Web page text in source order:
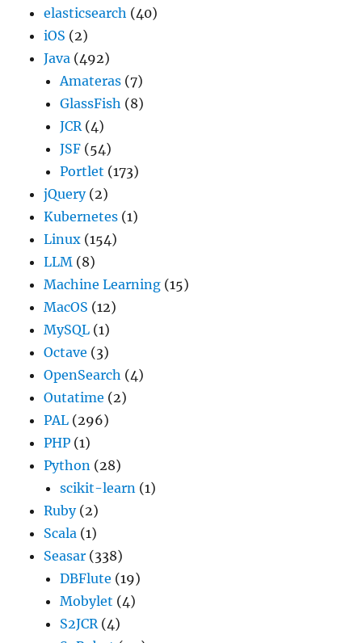
elasticsearch (40)
iOS (2)
Java (492)
Amateras (7)
GlassFish (8)
JCR(4)
JSF (54)
Portlet (173)
jQuery(2)
Kubernetes (1)
Linux (154)
LLM (8)
Machine Learning (15)
MacOS (12)
MySQL (1)
Octave (3)
OpenSearch (4)
Outatime (2)
PAL (296)
PHP (1)
Python (28)
scikit-learn (1)
Ruby(2)
Scala (1)
Seasar (338)
DBFlute (19)
Mobylet (4)
S2JCR(4)